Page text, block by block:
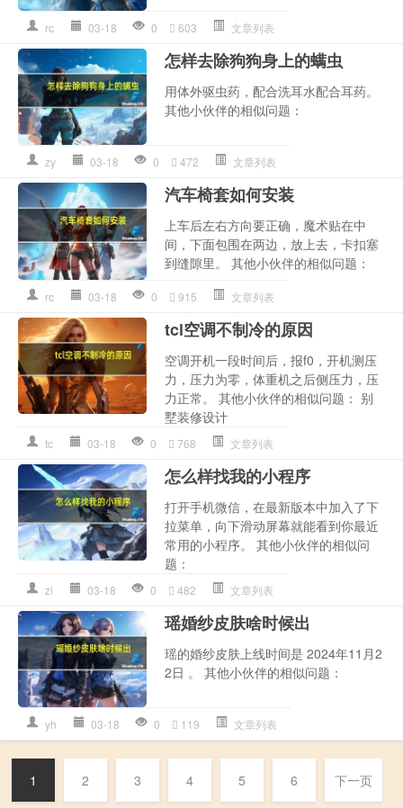
rc 03-18 0 603 文章列表
怎样去除狗狗身上的螨虫
用体外驱虫药，配合洗耳水配合耳药。
其他小伙伴的相似问题：
zy 03-18 0 472 文章列表
汽车椅套如何安装
上车后左右方向要正确，魔术贴在中
间，下面包围在两边，放上去，卡扣塞
到缝隙里。 其他小伙伴的相似问题：
rc 03-18 0 915 文章列表
tcl空调不制冷的原因
空调开机一段时间后，报f0，开机测压
力，压力为零，体重机之后侧压力，压
力正常。 其他小伙伴的相似问题： 别
墅装修设计
tc 03-18 0 768 文章列表
怎么样找我的小程序
打开手机微信，在最新版本中加入了下
拉菜单，向下滑动屏幕就能看到你最近
常用的小程序。 其他小伙伴的相似问
题：
zl 03-18 0 482 文章列表
瑶婚纱皮肤啥时候出
瑶的婚纱皮肤上线时间是 2024年11月2
2日 。 其他小伙伴的相似问题：
yh 03-18 0 119 文章列表
1 2 3 4 5 6 下一页